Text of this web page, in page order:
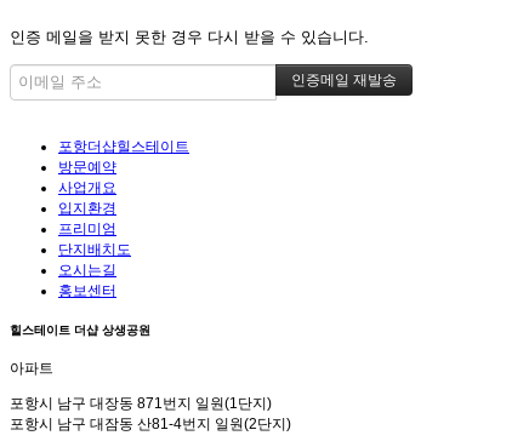
인증 메일을 받지 못한 경우 다시 받을 수 있습니다.
포항더샵힐스테이트
방문예약
사업개요
입지환경
프리미엄
단지배치도
오시는길
홍보센터
힐스테이트 더샵 상생공원
아파트
포항시 남구 대장동 871번지 일원(1단지)
포항시 남구 대잠동 산81-4번지 일원(2단지)